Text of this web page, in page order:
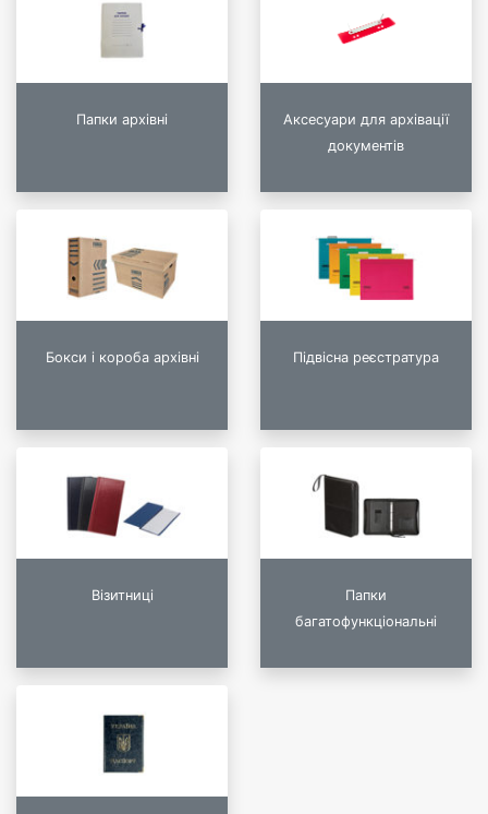
Папки архівні
Аксесуари для архівації
документів
Бокси і короба архівні Підвісна реєстратура
Візитниці
Папки
багатофункціональні